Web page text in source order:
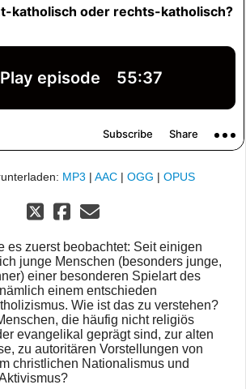
MP3 | AAC | OGG | OPUS
es zuerst beobachtet: Seit einigen
junge Menschen (besonders junge,
einer besonderen Spielart des
einem entschieden
Wie ist das zu verstehen?
die häufig nicht religiös
evangelikal geprägt sind, zur alten
zu autoritären Vorstellungen von
christlichen Nationalismus und